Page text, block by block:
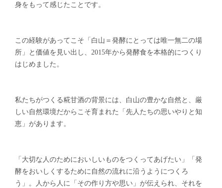
身をもって感じたことです。
この経験があってこそ「白山＝発酵にとっては唯一無二の場
所」と価値を見い出し、2015年から発酵食を本格的につくり
はじめました。
私たちがつくる糀甘酒の背景には、白山の豊かな自然と、厳
しい自然環境だからこそ育まれた「先人たちの思いやりと知
恵」があります。
「大切な人のためにおいしいものをつくってあげたい」「発
酵をおいしくするために自然の流れに沿うようにつくろ
う」。人から人に「その作り方や思い」が伝えられ、それを